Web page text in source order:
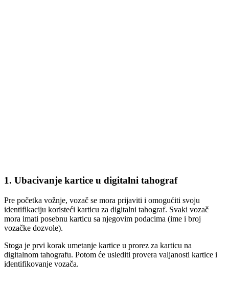
1. Ubacivanje kartice u digitalni tahograf
Pre početka vožnje, vozač se mora prijaviti i omogućiti svoju
identifikaciju koristeći karticu za digitalni tahograf. Svaki vozač
mora imati posebnu karticu sa njegovim podacima (ime i broj
vozačke dozvole).
Stoga je prvi korak umetanje kartice u prorez za karticu na
digitalnom tahografu. Potom će uslediti provera valjanosti kartice i
identifikovanje vozača.